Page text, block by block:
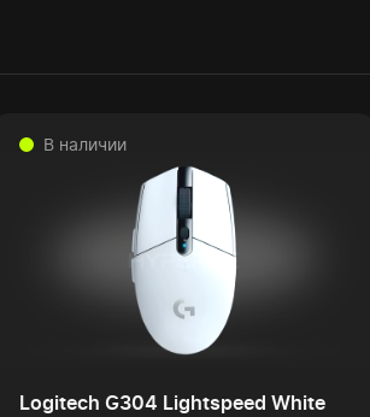
В наличии
Logitech G304 Lightspeed White